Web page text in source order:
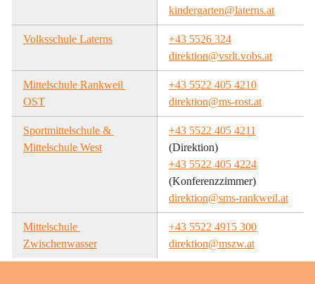
kindergarten@laterns.at
Volksschule Laterns
+43 5526 324
direktion@vsrlt.vobs.at
Mittelschule Rankweil
OST
+43 5522 405 4210
direktion@ms-rost.at
Sportmittelschule &
Mittelschule West
+43 5522 405 4211
(Direktion)
+43 5522 405 4224
(Konferenzzimmer)
direktion@sms-rankweil.at
Mittelschule
Zwischenwasser
+43 5522 4915 300
direktion@mszw.at